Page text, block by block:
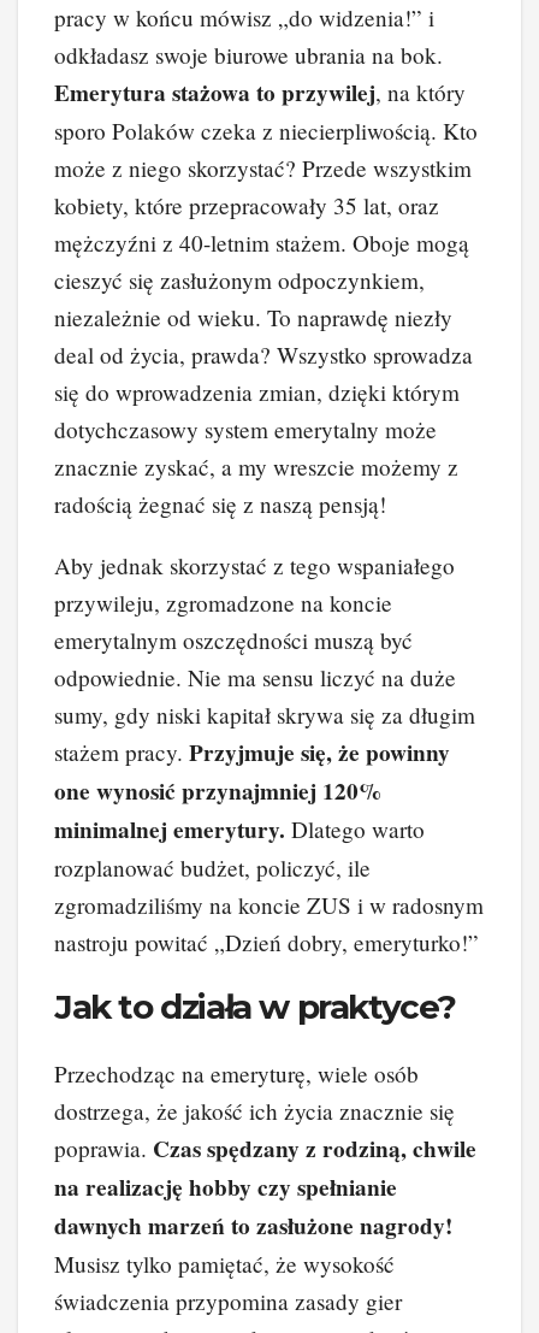
pracy w końcu mówisz „do widzenia!” i
odkładasz swoje biurowe ubrania na bok.
Emerytura stażowa to przywilej, na który
sporo Polaków czeka z niecierpliwością. Kto
może z niego skorzystać? Przede wszystkim
kobiety, które przepracowały 35 lat, oraz
mężczyźni z 40-letnim stażem. Oboje mogą
cieszyć się zasłużonym odpoczynkiem,
niezależnie od wieku. To naprawdę niezły
deal od życia, prawda? Wszystko sprowadza
się do wprowadzenia zmian, dzięki którym
dotychczasowy system emerytalny może
znacznie zyskać, a my wreszcie możemy z
radością żegnać się z naszą pensją!
Aby jednak skorzystać z tego wspaniałego
przywileju, zgromadzone na koncie
emerytalnym oszczędności muszą być
odpowiednie. Nie ma sensu liczyć na duże
sumy, gdy niski kapitał skrywa się za długim
stażem pracy. Przyjmuje się, że powinny
one wynosić przynajmniej 120%
minimalnej emerytury. Dlatego warto
rozplanować budżet, policzyć, ile
zgromadziliśmy na koncie ZUS i w radosnym
nastroju powitać „Dzień dobry, emeryturko!”
Jak to działa w praktyce?
Przechodząc na emeryturę, wiele osób
dostrzega, że jakość ich życia znacznie się
poprawia. Czas spędzany z rodziną, chwile
na realizację hobby czy spełnianie
dawnych marzeń to zasłużone nagrody!
Musisz tylko pamiętać, że wysokość
świadczenia przypomina zasady gier